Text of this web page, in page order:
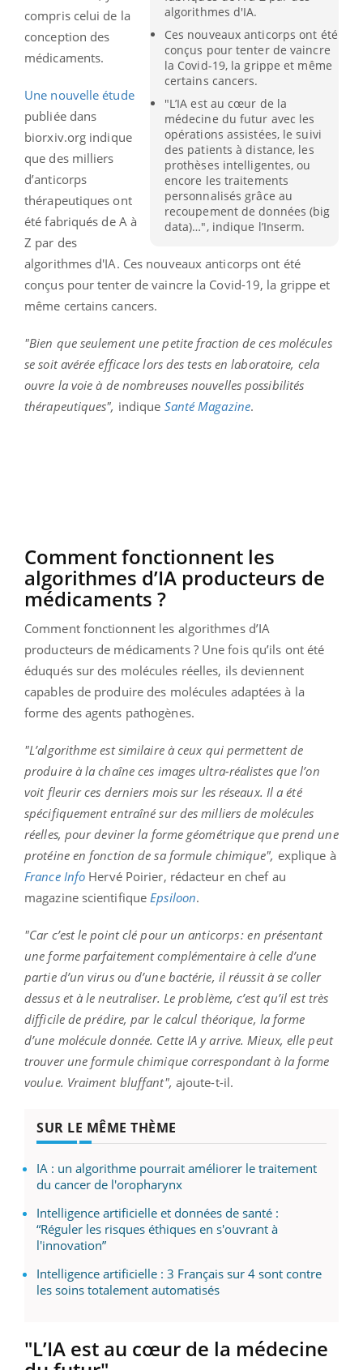
algorithmes d'IA.
Ces nouveaux anticorps ont été
conçus pour tenter de vaincre
la Covid-19, la grippe et même
certains cancers.
"L’IA est au cœur de la
médecine du futur avec les
opérations assistées, le suivi
des patients à distance, les
prothèses intelligentes, ou
encore les traitements
personnalisés grâce au
recoupement de données (big
data)…", indique l’Inserm.
compris celui de la
conception des
médicaments.
Une nouvelle étude
publiée dans
biorxiv.org indique
que des milliers
d’anticorps
thérapeutiques ont
été fabriqués de A à
Z par des
algorithmes d'IA. Ces nouveaux anticorps ont été
conçus pour tenter de vaincre la Covid-19, la grippe et
même certains cancers.
"Bien que seulement une petite fraction de ces molécules
se soit avérée efficace lors des tests en laboratoire, cela
ouvre la voie à de nombreuses nouvelles possibilités
thérapeutiques", indique Santé Magazine.
Comment fonctionnent les
algorithmes d’IA producteurs de
médicaments ?
Comment fonctionnent les algorithmes d’IA
producteurs de médicaments ? Une fois qu’ils ont été
éduqués sur des molécules réelles, ils deviennent
capables de produire des molécules adaptées à la
forme des agents pathogènes.
"L’algorithme est similaire à ceux qui permettent de
produire à la chaîne ces images ultra-réalistes que l’on
voit fleurir ces derniers mois sur les réseaux. Il a été
spécifiquement entraîné sur des milliers de molécules
réelles, pour deviner la forme géométrique que prend une
protéine en fonction de sa formule chimique", explique à
France Info Hervé Poirier, rédacteur en chef au
magazine scientifique Epsiloon.
"Car c’est le point clé pour un anticorps : en présentant
une forme parfaitement complémentaire à celle d’une
partie d’un virus ou d’une bactérie, il réussit à se coller
dessus et à le neutraliser. Le problème, c’est qu’il est très
difficile de prédire, par le calcul théorique, la forme
d’une molécule donnée. Cette IA y arrive. Mieux, elle peut
trouver une formule chimique correspondant à la forme
voulue. Vraiment bluffant", ajoute-t-il.
SUR LE MÊME THÈME
IA : un algorithme pourrait améliorer le traitement
du cancer de l'oropharynx
Intelligence artificielle et données de santé :
“Réguler les risques éthiques en s'ouvrant à
l'innovation”
Intelligence artificielle : 3 Français sur 4 sont contre
les soins totalement automatisés
"L’IA est au cœur de la médecine